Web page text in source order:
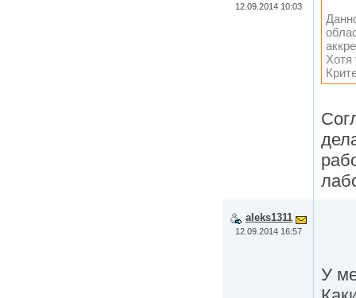
12.09.2014 10:03
Хотя
aleks1311
12.09.2014 16:57
У